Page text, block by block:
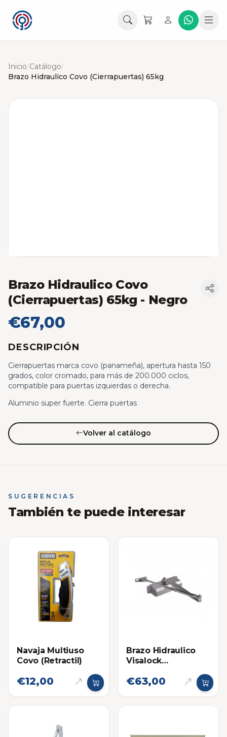
Inicio/Catálogo/
Brazo Hidraulico Covo (Cierrapuertas) 65kg
Brazo Hidraulico Covo
(Cierrapuertas) 65kg - Negro
€67,00
DESCRIPCIÓN
Cierrapuertas marca covo (panameña), apertura hasta 150
grados, color cromado, para más de 200.000 ciclos,
compatible para puertas izquierdas o derecha.
Aluminio super fuerte. Cierra puertas
Volver al catálogo
SUGERENCIAS
También te puede interesar
Navaja Multiuso
Covo (Retractil)
€12,00
Brazo Hidraulico
Visalock
(25-45) kg
€63,00